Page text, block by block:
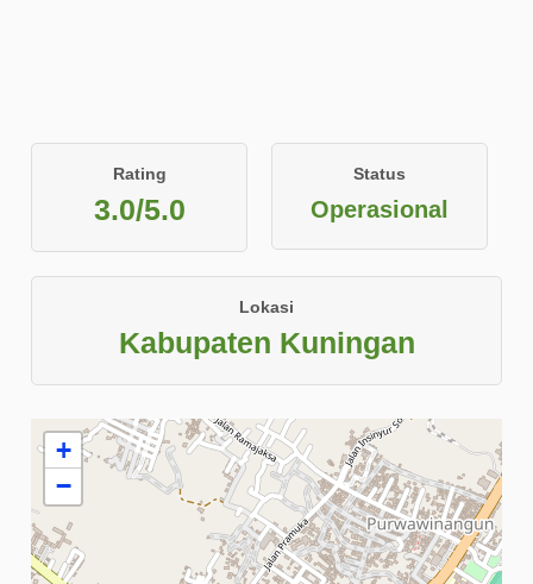
Rating
3.0/5.0
Status
Operasional
Lokasi
Kabupaten Kuningan
+
−